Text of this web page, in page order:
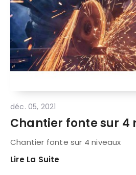
déc. 05, 2021
Chantier fonte sur 4
Chantier fonte sur 4 niveaux
Lire La Suite